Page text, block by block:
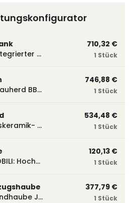
LAURUS Integrierter Kühlautomat LKG122E LKG122E
710,32 €
1 Stück
BEKO Einbauherd BBUM113N2B mit Hydrolyse, Schwarz BBUM113N2B
746,88 €
1 Stück
BEKO Glaskeramik- Strahlungskochfeld EH 9641 XHN, herdgebunden EH9641XHN
534,48 €
1 Stück
CARLO NOBILI: Hochdruck- Einhebelmischbatterie Blue, Mischbatterie verchromt 17770
120,13 €
1 Stück
ELICA: Wandhaube JOYE 60-A,600 mm breit Edelstahl JOYE60A
377,79 €
1 Stück